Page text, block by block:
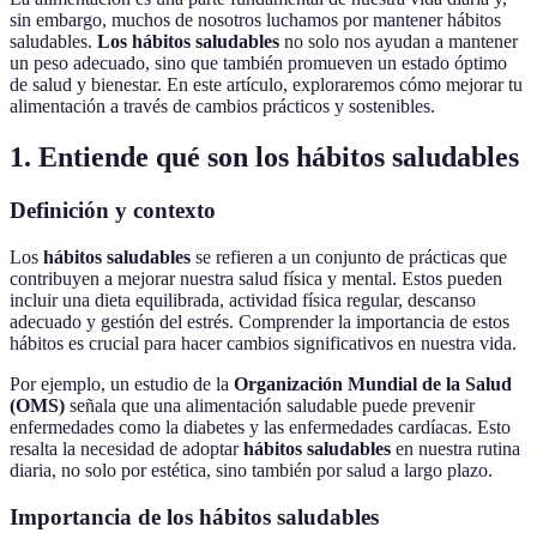
sin embargo, muchos de nosotros luchamos por mantener hábitos
saludables. Los hábitos saludables no solo nos ayudan a mantener
un peso adecuado, sino que también promueven un estado óptimo
de salud y bienestar. En este artículo, exploraremos cómo mejorar tu
alimentación a través de cambios prácticos y sostenibles.
1. Entiende qué son los hábitos saludables
Definición y contexto
Los hábitos saludables se refieren a un conjunto de prácticas que
contribuyen a mejorar nuestra salud física y mental. Estos pueden
incluir una dieta equilibrada, actividad física regular, descanso
adecuado y gestión del estrés. Comprender la importancia de estos
hábitos es crucial para hacer cambios significativos en nuestra vida.
Por ejemplo, un estudio de la Organización Mundial de la Salud
(OMS) señala que una alimentación saludable puede prevenir
enfermedades como la diabetes y las enfermedades cardíacas. Esto
resalta la necesidad de adoptarhábitos saludables en nuestra rutina
diaria, no solo por estética, sino también por salud a largo plazo.
Importancia de los hábitos saludables